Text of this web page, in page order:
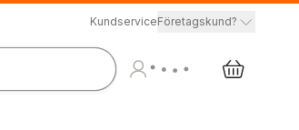
KundserviceFöretagskund?